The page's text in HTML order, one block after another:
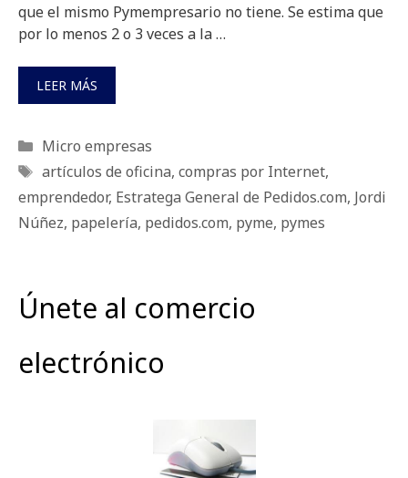
que el mismo Pymempresario no tiene. Se estima que
por lo menos 2 o 3 veces a la …
LEER MÁS
Categorías
Micro empresas
Etiquetas
artículos de oficina, compras por Internet,
emprendedor, Estratega General de Pedidos.com, Jordi
Núñez, papelería, pedidos.com, pyme, pymes
Únete al comercio
electrónico